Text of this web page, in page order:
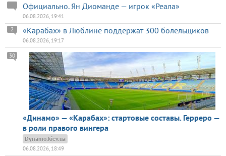
Официально. Ян Диоманде — игрок «Реала»
06.08.2026, 19:41
«Карабах» в Люблине поддержат 300 болельщиков
2
06.08.2026, 19:17
«Динамо» — «Карабах»: стартовые составы. Герреро —
в роли правого вингера
30
Dynamo.kiev.ua
06.08.2026, 18:49